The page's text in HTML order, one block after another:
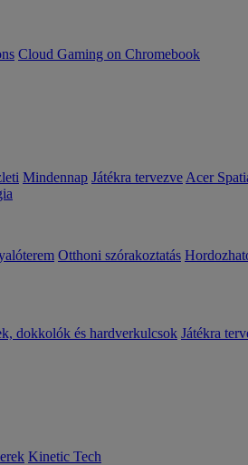
Cloud Gaming on Chromebook
Mindennap Játékra tervezve Acer
Otthoni szórakoztatás
dokkolók és hardverkulcsok Játékra
Kinetic Tech